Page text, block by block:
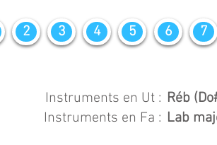
Instruments en Ut :
Instruments en Fa :
Réb
Lab
2 3 4 5 6 7